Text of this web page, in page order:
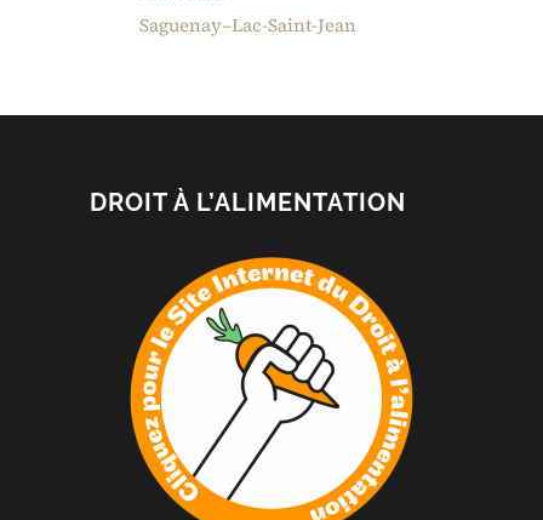
Saguenay–Lac-Saint-Jean
DROIT À L’ALIMENTATION